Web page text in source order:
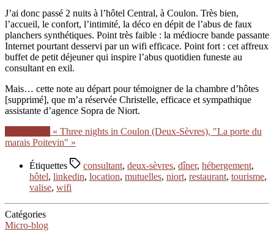
J’ai donc passé 2 nuits à l’hôtel Central, à Coulon. Très bien,
l’accueil, le confort, l’intimité, la déco en dépit de l’abus de faux
planchers synthétiques. Point très faible : la médiocre bande passante
Internet pourtant desservi par un wifi efficace. Point fort : cet affreux
buffet de petit déjeuner qui inspire l’abus quotidien funeste au
consultant en exil.
Mais… cette note au départ pour témoigner de la chambre d’hôtes
[supprimé], que m’a réservée Christelle, efficace et sympathique
assistante d’agence Sopra de Niort.
« Three nights in Coulon (Deux-Sèvres), "La porte du
marais Poitevin" »
Étiquettes consultant, deux-sèvres, dîner, hébergement,
hôtel, linkedin, location, mutuelles, niort, restaurant, tourisme,
valise, wifi
Catégories
Micro-blog